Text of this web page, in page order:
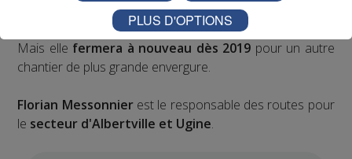
La route devrait rouvrir pour les vacances de Noël.
Mais elle fermera à nouveau dès 2019 pour un autre
chantier de plus grande envergure.
Florian Messonnierest le responsable des routes pour
le secteur d'Albertville et Ugine.
PLUS D'OPTIONS